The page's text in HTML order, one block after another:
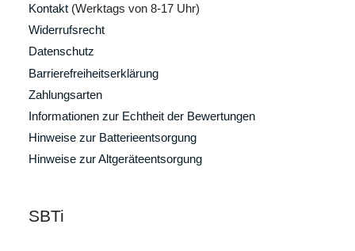
Kontakt (Werktags von 8-17 Uhr)
Widerrufsrecht
Datenschutz
Barrierefreiheitserklärung
Zahlungsarten
Informationen zur Echtheit der Bewertungen
Hinweise zur Batterieentsorgung
Hinweise zur Altgeräteentsorgung
SBTi